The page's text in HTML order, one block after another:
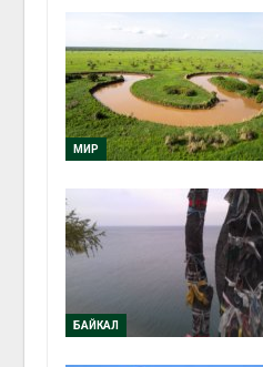
МИР
БАЙКАЛ
Авг 5, 2026
Авг 5, 2026